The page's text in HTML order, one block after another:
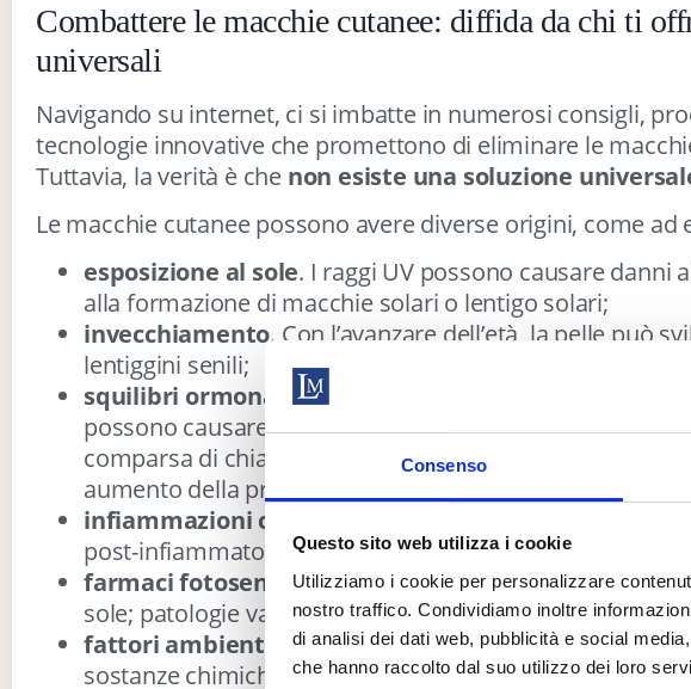
Consenso
Questo sito web utilizza i cookie
Utilizziamo i cookie per personalizzare
nostro traffico. Condividiamo inoltre
di analisi dei dati web, pubblicità e social
che hanno raccolto dal suo utilizzo dei loro
Combattere le macchie cutanee: diffida da chi ti
universali
Navigando su internet, ci si imbatte in numerosi consigli,
tecnologie innovative che promettono di eliminare le
Tuttavia, la verità è che non esiste una soluzione
Le macchie cutanee possono avere diverse origini, come ad
esposizione al sole. I raggi UV possono causare danni
alla formazione di macchie solari o lentigo solari;
invecchiamento. Con l’avanzare dell’età, la pelle può
lentiggini senili;
squilibri ormonali . Gravidanza, pillola anticoncezionale
possono causare melasma, una condizione della pelle
comparsa di chiazze scure e irregolari, solitamente sul
aumento della produzione di melanina;
infiammazioni cutanee
post-infiammatorie; predisposizione genetica;
farmaci fotosensibilizzanti, che aumentano la
sole; patologie varie, come il morbo di Addison o il
fattori ambientali, come l’inquinamento e
sostanze chimiche.